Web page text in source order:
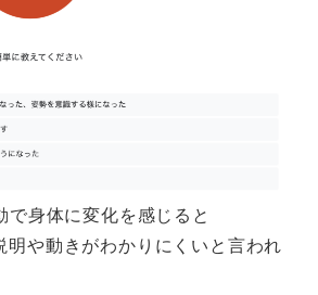
で身体に変化を感じると
明や動きがわかりにくいと言われ